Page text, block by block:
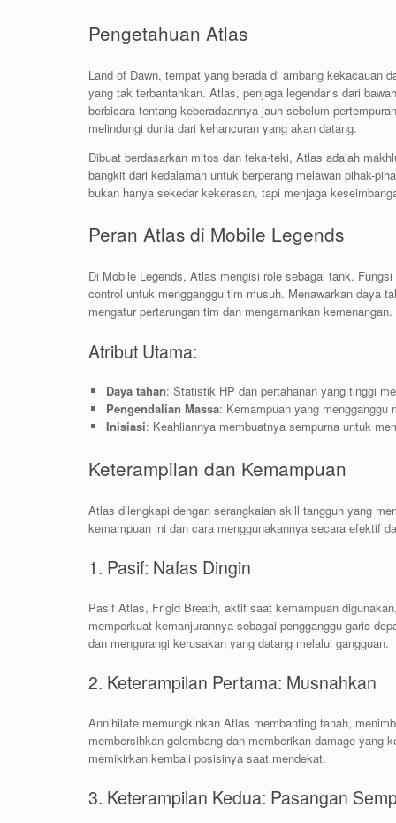
Pengetahuan Atlas
Land of Dawn, tempat yang berada di ambang kekacauan
yang tak terbantahkan. Atlas, penjaga legendaris dari
berbicara tentang keberadaannya jauh sebelum
melindungi dunia dari kehancuran yang akan datang.
Dibuat berdasarkan mitos dan teka-teki, Atlas adalah
bangkit dari kedalaman untuk berperang melawan pihak-
bukan hanya sekedar kekerasan, tapi menjaga
Peran Atlas di Mobile Legends
Di Mobile Legends, Atlas mengisi role sebagai tank.
control untuk mengganggu tim musuh. Menawarkan daya
mengatur pertarungan tim dan mengamankan kemenangan.
Atribut Utama:
Daya tahan: Statistik HP dan pertahanan yang tinggi
Pengendalian Massa: Kemampuan yang
Inisiasi: Keahliannya membuatnya sempurna untuk
Keterampilan dan Kemampuan
Atlas dilengkapi dengan serangkaian skill tangguh yang
kemampuan ini dan cara menggunakannya secara efektif
1. Pasif: Nafas Dingin
Pasif Atlas, Frigid Breath, aktif saat kemampuan
memperkuat kemanjurannya sebagai pengganggu garis
dan mengurangi kerusakan yang datang melalui gangguan.
2. Keterampilan Pertama: Musnahkan
Annihilate memungkinkan Atlas membanting tanah,
membersihkan gelombang dan memberikan damage
memikirkan kembali posisinya saat mendekat.
3. Keterampilan Kedua: Pasangan